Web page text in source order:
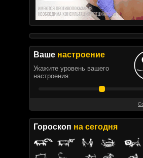
Ваше настроение
Укажите уровень вашего
настроения:
Гороскоп на сегодня